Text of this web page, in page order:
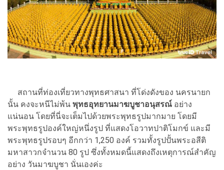
สถานที่ท่องเที่ยวทางพุทธศาสนา ที่โด่งดังของ นครนายก
นั้น คงจะหนีไม่พ้น พุทธอุทยานมาฆบูชาอนุสรณ์ อย่าง
แน่นอน โดยที่นี่จะเต็มไปด้วยพระพุทธรูปมากมาย โดยมี
พระพุทธรูปองค์ใหญ่หนึ่งรูป ที่แสดงโอวาทปาติโมกข์ และมี
พระพุทธรูปรอบๆ อีกกว่า 1,250 องค์ รวมทั้งรูปปั้นพระอสีติ
มหาสาวกจำนวน 80 รูป ซึ่งทั้งหมดนี้แสดงถึงเหตุการณ์สำคัญ
อย่าง วันมาฆบูชา นั่นเองค่ะ